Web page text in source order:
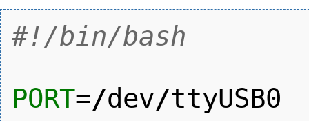
#!/bin/bash
PORT=/dev/ttyUSB0